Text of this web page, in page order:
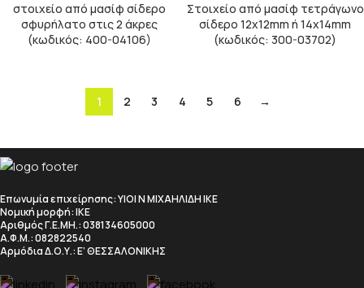
στοιχείο από μασίφ σίδερο
σφυρήλατο στις 2 άκρες
(κωδικός: 400-04106)
Στοιχείο από μασίφ τετράγωνο
σίδερο 12x12mm ή 14x14mm
(κωδικός: 300-03702)
1 2 3 4 5 6 →
Επωνυμία επιχείρησης: ΥΙΟΙ Ν ΜΙΧΑΗΛΙΔΗ ΙΚΕ
Νομική μορφή: ΙΚΕ
Αριθμός Γ.Ε.ΜΗ.: 038134605000
Α.Φ.Μ.: 082822540
Αρμόδια Δ.Ο.Υ.: Ε’ ΘΕΣΣΑΛΟΝΙΚΗΣ